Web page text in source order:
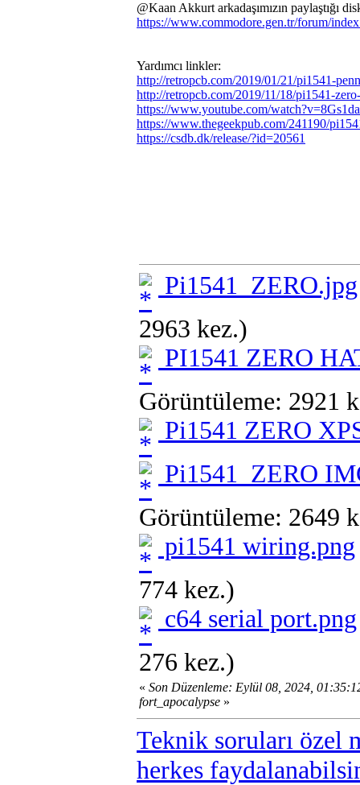
@Kaan Akkurt arkadaşımızın paylaştığı
https://www.commodore.gen.tr/forum/
Yardımcı linkler:
http://retropcb.com/2019/01/21/pi1541-
http://retropcb.com/2019/11/18/pi1541-
https://www.youtube.com/
https://www.thegeekpub.com/241190/
https://csdb.dk/release/?id=20561
Pi1541_ZERO.jpg
2963 kez.)
PI1541 ZERO
Görüntüleme: 2921
Pi1541 ZERO
Pi1541_ZERO
Görüntüleme: 2649
pi1541 wiring.png
774 kez.)
c64 serial port.png
276 kez.)
« Son Düzenleme: Eylül 08, 2024,
fort_apocalypse »
Teknik soruları özel
herkes